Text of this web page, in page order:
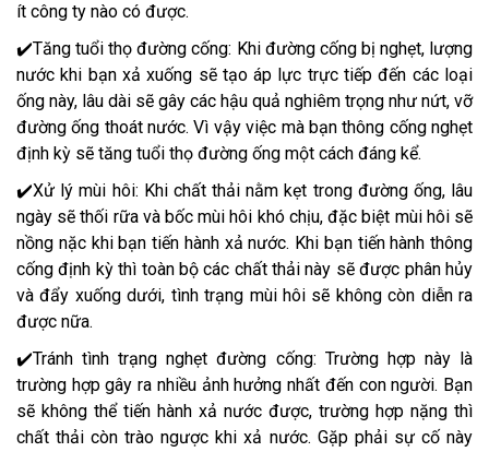
ít công ty nào có được.
✔️Tăng tuổi thọ đường cống: Khi đường cống bị nghẹt, lượng
nước khi bạn xả xuống sẽ tạo áp lực trực tiếp đến các loại
ống này, lâu dài sẽ gây các hậu quả nghiêm trọng như nứt, vỡ
đường ống thoát nước. Vì vậy việc mà bạn thông cống nghẹt
định kỳ sẽ tăng tuổi thọ đường ống một cách đáng kể.
✔️Xử lý mùi hôi: Khi chất thải nằm kẹt trong đường ống, lâu
ngày sẽ thối rữa và bốc mùi hôi khó chịu, đặc biệt mùi hôi sẽ
nồng nặc khi bạn tiến hành xả nước. Khi bạn tiến hành thông
cống định kỳ thì toàn bộ các chất thải này sẽ được phân hủy
và đẩy xuống dưới, tình trạng mùi hôi sẽ không còn diễn ra
được nữa.
✔️Tránh tình trạng nghẹt đường cống: Trường hợp này là
trường hợp gây ra nhiều ảnh hưởng nhất đến con người. Bạn
sẽ không thể tiến hành xả nước được, trường hợp nặng thì
chất thải còn trào ngược khi xả nước. Gặp phải sự cố này